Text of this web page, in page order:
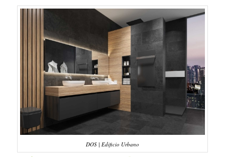
DOS | Edificio Urbano